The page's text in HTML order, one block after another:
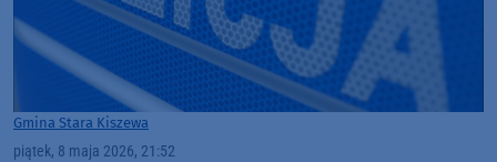
Gmina Stara Kiszewa
piątek, 8 maja 2026, 21:52